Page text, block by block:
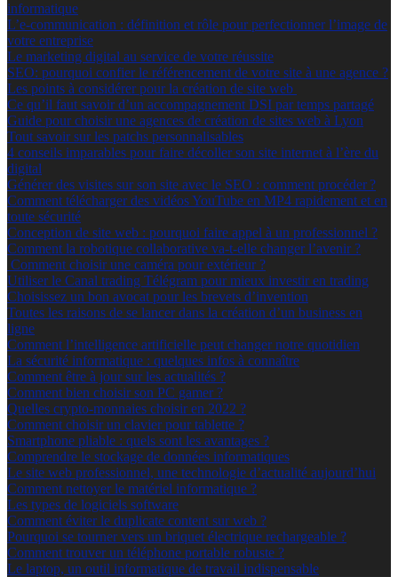
informatique
L’e-communication : définition et rôle pour perfectionner l’image de
votre entreprise
Le marketing digital au service de votre réussite
SEO: pourquoi confier le référencement de votre site à une agence ?
Les points à considérer pour la création de site web
Ce qu’il faut savoir d’un accompagnement DSI par temps partagé
Guide pour choisir une agences de création de sites web à Lyon
Tout savoir sur les patchs personnalisables
4 conseils imparables pour faire décoller son site internet à l’ère du
digital
Générer des visites sur son site avec le SEO : comment procéder ?
Comment télécharger des vidéos YouTube en MP4 rapidement et en
toute sécurité
Conception de site web : pourquoi faire appel à un professionnel ?
Comment la robotique collaborative va-t-elle changer l’avenir ?
Comment choisir une caméra pour extérieur ?
Utiliser le Canal trading Télégram pour mieux investir en trading
Choisissez un bon avocat pour les brevets d’invention
Toutes les raisons de se lancer dans la création d’un business en
ligne
Comment l’intelligence artificielle peut changer notre quotidien
La sécurité informatique : quelques infos à connaître
Comment être à jour sur les actualités ?
Comment bien choisir son PC gamer ?
Quelles crypto-monnaies choisir en 2022 ?
Comment choisir un clavier pour tablette ?
Smartphone pliable : quels sont les avantages ?
Comprendre le stockage de données informatiques
Le site web professionnel, une technologie d’actualité aujourd’hui
Comment nettoyer le matériel informatique ?
Les types de logiciels software
Comment éviter le duplicate content sur web ?
Pourquoi se tourner vers un briquet électrique rechargeable ?
Comment trouver un téléphone portable robuste ?
Le laptop, un outil informatique de travail indispensable